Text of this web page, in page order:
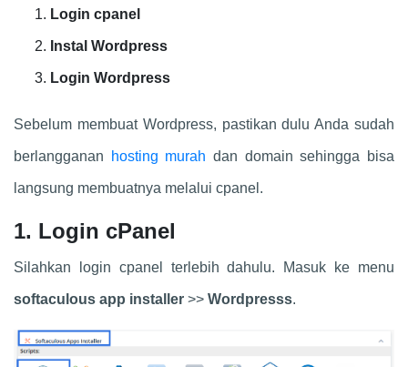
Login cpanel
Instal Wordpress
Login Wordpress
Sebelum membuat Wordpress, pastikan dulu Anda sudah
berlangganan hosting murah dan domain sehingga bisa
langsung membuatnya melalui cpanel.
1. Login cPanel
Silahkan login cpanel terlebih dahulu. Masuk ke menu
softaculous app installer >> Wordpresss.